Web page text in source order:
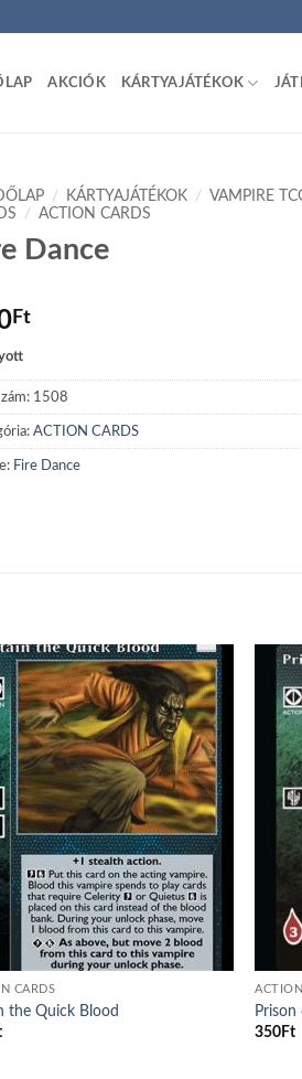
AKCIÓK KÁRTYAJÁTÉKOK
/ KÁRTYAJÁTÉKOK / VAMPIRE
/ ACTION CARDS
Dance
Ft
1508
ACTION CARDS
Fire Dance
Add to
wishlist
CARDS
the Quick Blood
350 Ft